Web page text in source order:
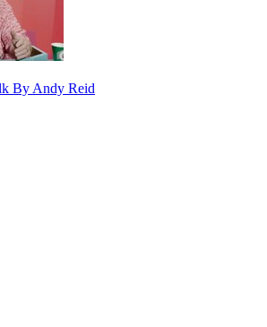
By Andy Reid